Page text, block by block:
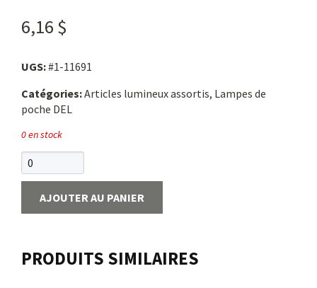
6,16 $
UGS:#1-11691
Catégories:Articles lumineux assortis, Lampes de
poche DEL
0 en stock
AJOUTER AU PANIER
PRODUITS SIMILAIRES